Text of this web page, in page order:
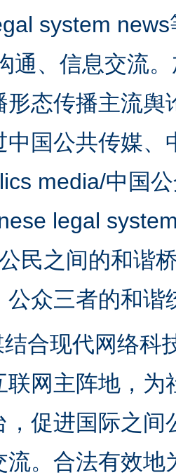
system
通、信息交流
形态传播主流
中国公共传媒
media/中国
legal
民之间的和谐
公众三者的和谐
合现代网络科
联网主阵地，
，促进国际之
流。合法有效地
任有效落实